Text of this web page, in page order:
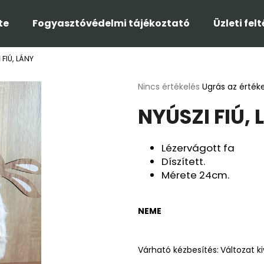
Fogyasztóvédelmi tájékoztató Üzleti
LÁNY
A
átlagos
értékelése
csillag.
Nincs értékelés Ugrás az
NYÚSZI FIÚ,
Lézervágott fa
Díszített.
Mérete 24cm.
NEME
Várható kézbesítés: Változat
KERESÉS